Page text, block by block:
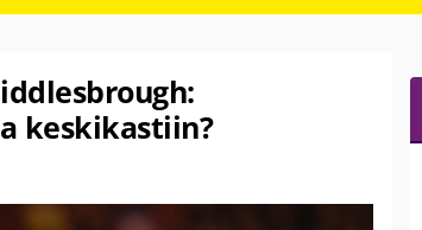
keskikastiin?